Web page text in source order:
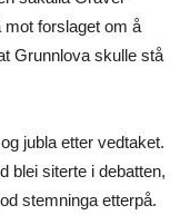
forslaget om å
Grunnlova skulle stå
jubla etter vedtaket.
blei siterte i debatten,
stemninga etterpå.